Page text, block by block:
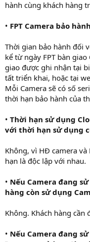
hành cùng khách hàng
• FPT Camera bảo
Thời gian bảo hành đối
kể từ ngày FPT bàn
giao được ghi nhận tại
tất triển khai, hoặc tại
Mỗi Camera sẽ có số
thời hạn bảo hành của
• Thời hạn sử dụng
với thời hạn sử dụng
Không, vì HĐ camera
hạn là độc lập với nhau.
• Nếu Camera đang
hàng còn sử dụng
Không. Khách hàng cần
• Nếu Camera đang